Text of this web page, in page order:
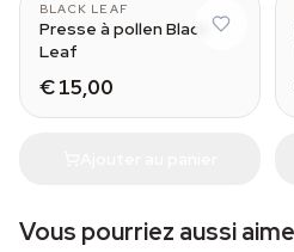
BLACK LEAF
Presse à pollen Black
Leaf
€ 15,00
Vous pourriez aussi